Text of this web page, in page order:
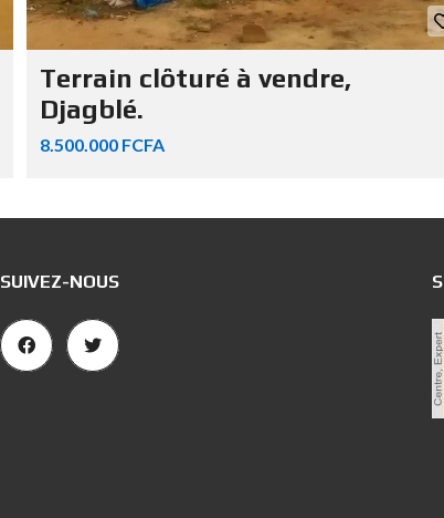
Terrain clôturé à vendre,
Djagblé.
8.500.000 FCFA
SUIVEZ-NOUS